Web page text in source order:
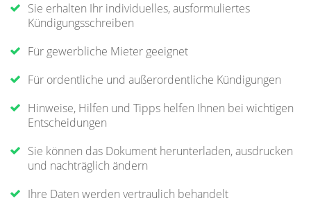
Sie erhalten Ihr individuelles, ausformuliertes
Kündigungsschreiben
Für gewerbliche Mieter geeignet
Für ordentliche und außerordentliche Kündigungen
Hinweise, Hilfen und Tipps helfen Ihnen bei wichtigen
Entscheidungen
Sie können das Dokument herunterladen, ausdrucken
und nachträglich ändern
Ihre Daten werden vertraulich behandelt